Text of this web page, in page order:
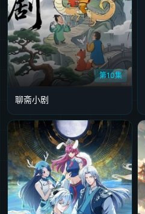
第10集
聊斋小剧